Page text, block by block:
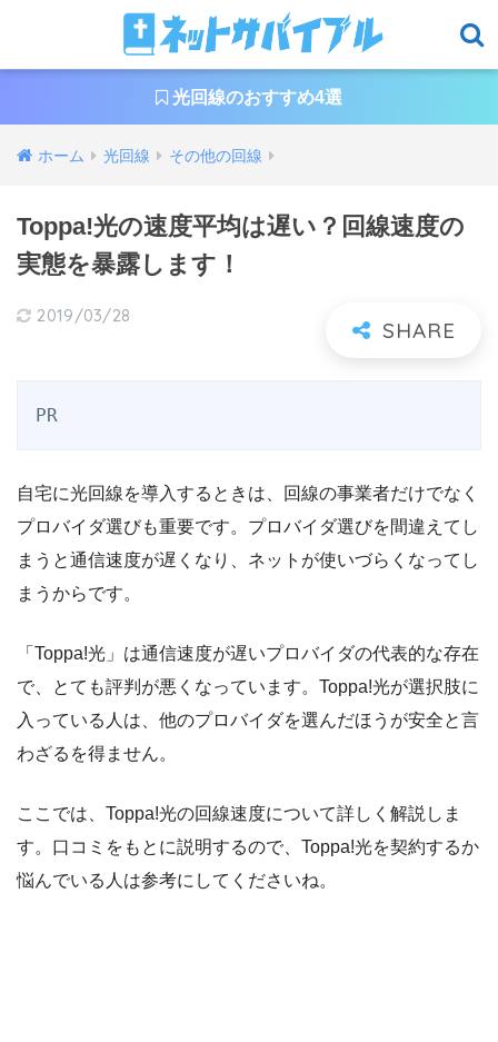
光回線のおすすめ4選
ホーム 光回線 その他の回線
Toppa!光の速度平均は遅い？回線速度の
実態を暴露します！
2019/03/28
PR
自宅に光回線を導入するときは、回線の事業者だけでなく
プロバイダ選びも重要です。プロバイダ選びを間違えてし
まうと通信速度が遅くなり、ネットが使いづらくなってし
まうからです。
「Toppa!光」は通信速度が遅いプロバイダの代表的な存在
で、とても評判が悪くなっています。Toppa!光が選択肢に
入っている人は、他のプロバイダを選んだほうが安全と言
わざるを得ません。
ここでは、Toppa!光の回線速度について詳しく解説しま
す。口コミをもとに説明するので、Toppa!光を契約するか
悩んでいる人は参考にしてくださいね。